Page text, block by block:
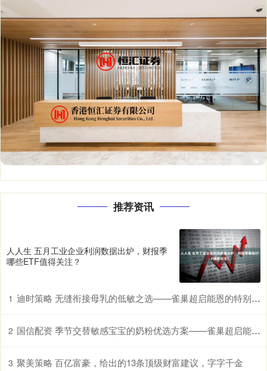
推荐资讯
人人生 五月工业企业利润数据出炉，财报季
哪些ETF值得关注？
1 迪时策略 无缝衔接母乳的低敏之选——雀巢超启能恩的特别优势
2 国信配资 季节交替敏感宝宝的奶粉优选方案——雀巢超启能恩，守护脆弱肠胃
3 聚美策略 百亿富豪，给出的13条顶级财富建议，字字千金